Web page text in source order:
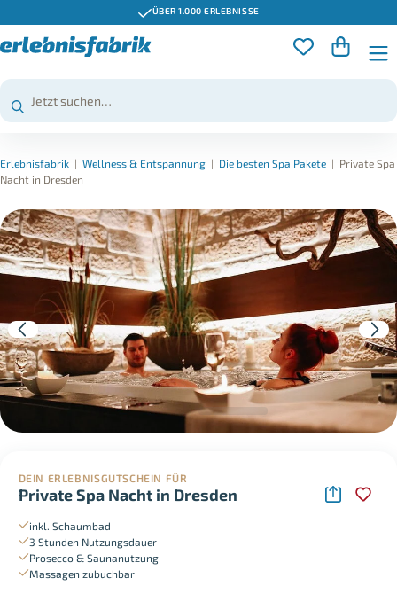
ÜBER 1.000 ERLEBNISSE
Erlebnisfabrik | Wellness & Entspannung | Die besten Spa Pakete | Private Spa
Nacht in Dresden
DEIN ERLEBNISGUTSCHEIN FÜR
Private Spa Nacht in Dresden
inkl. Schaumbad
3 Stunden Nutzungsdauer
Prosecco & Saunanutzung
Massagen zubuchbar